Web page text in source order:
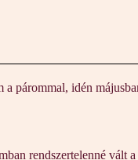
párommal, idén
rendszertelenné vált